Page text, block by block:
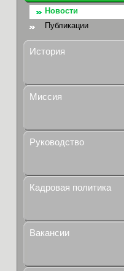
Новости
Публикации
История
Миссия
Руководство
Кадровая политика
Вакансии